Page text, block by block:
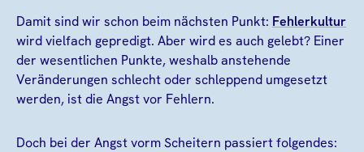
Damit sind wir schon beim nächsten Punkt: Fehlerkultur
wird vielfach gepredigt. Aber wird es auch gelebt? Einer
der wesentlichen Punkte, weshalb anstehende
Veränderungen schlecht oder schleppend umgesetzt
werden, ist die Angst vor Fehlern.
Doch bei der Angst vorm Scheitern passiert folgendes: